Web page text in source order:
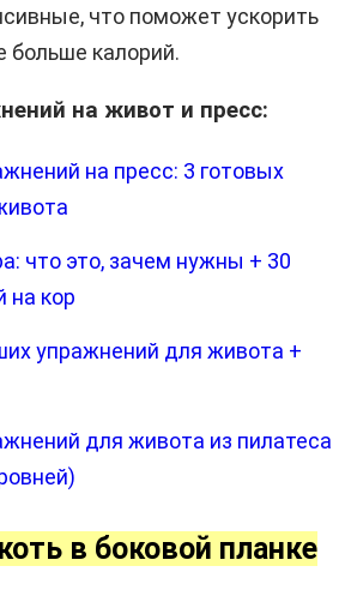
что поможет ускорить
больше калорий.
на живот и пресс:
на пресс: 3 готовых
что это, зачем нужны + 30
на кор
упражнений для живота +
для живота из пилатеса
в боковой планке